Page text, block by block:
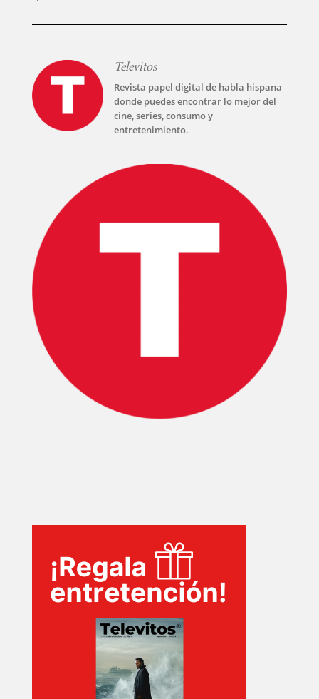
SERIES
TECNOVITOS
Televitos
Revista papel digital de habla hispana
donde puedes encontrar lo mejor del
cine, series, consumo y
entretenimiento.